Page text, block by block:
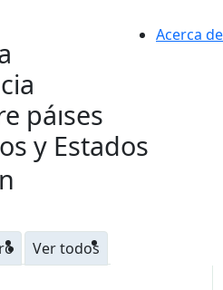
Acerca de
páıses
y Estados
Ver todos